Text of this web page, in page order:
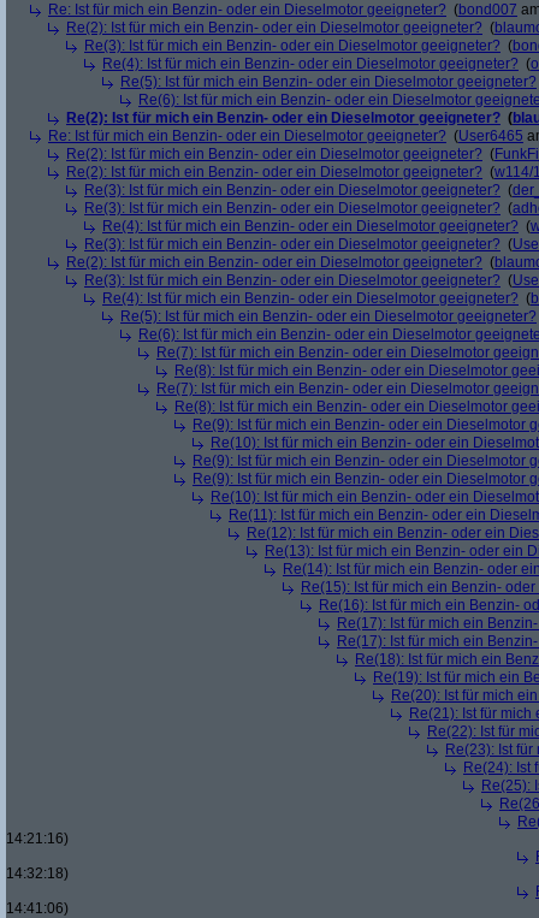
Re: Ist für mich ein Benzin- oder ein Dieselmotor geeigneter? (bond007
Re(2): Ist für mich ein Benzin- oder ein Dieselmotor geeigneter? (
Re(3): Ist für mich ein Benzin- oder ein Dieselmotor geeigneter? (
Re(4): Ist für mich ein Benzin- oder ein Dieselmotor geeigneter? (
Re(5): Ist für mich ein Benzin- oder ein Dieselmotor geeigneter?
Re(6): Ist für mich ein Benzin- oder ein Dieselmotor
Re(2): Ist für mich ein Benzin- oder ein Dieselmotor geeigneter? (
Re: Ist für mich ein Benzin- oder ein Dieselmotor geeigneter? (User6465
Re(2): Ist für mich ein Benzin- oder ein Dieselmotor geeigneter? (
Re(2): Ist für mich ein Benzin- oder ein Dieselmotor geeigneter? (w114/
Re(3): Ist für mich ein Benzin- oder ein Dieselmotor geeigneter? (
Re(3): Ist für mich ein Benzin- oder ein Dieselmotor geeigneter? (
Re(4): Ist für mich ein Benzin- oder ein Dieselmotor geeigneter? (
Re(3): Ist für mich ein Benzin- oder ein Dieselmotor geeigneter? (
Re(2): Ist für mich ein Benzin- oder ein Dieselmotor geeigneter? (
Re(3): Ist für mich ein Benzin- oder ein Dieselmotor geeigneter? (
Re(4): Ist für mich ein Benzin- oder ein Dieselmotor geeigneter? (
Re(5): Ist für mich ein Benzin- oder ein Dieselmotor geeigneter?
Re(6): Ist für mich ein Benzin- oder ein Dieselmotor
Re(7): Ist für mich ein Benzin- oder ein Dieselmotor
Re(8): Ist für mich ein Benzin- oder ein Dieselmotor
Re(7): Ist für mich ein Benzin- oder ein Dieselmotor
Re(8): Ist für mich ein Benzin- oder ein Dieselmotor
Re(9): Ist für mich ein Benzin- oder ein Dieselmotor
Re(10): Ist für mich ein Benzin- oder ein
Re(9): Ist für mich ein Benzin- oder ein Dieselmotor
Re(9): Ist für mich ein Benzin- oder ein Dieselmotor
Re(10): Ist für mich ein Benzin- oder ein
Re(11): Ist für mich ein Benzin- oder ein
Re(12): Ist für mich ein Benzin- oder ein
Re(13): Ist für mich ein Benzin- oder ein
Re(14): Ist für mich ein Benzin- oder
Re(15): Ist für mich ein Benzin-
Re(16): Ist für mich ein Benzin-
Re(17): Ist für mich ein
Re(17): Ist für mich ein
Re(18): Ist für mich ein
Re(19): Ist für mich ein
Re(20): Ist für mich
Re(21): Ist für
Re(22): Ist für
Re(23): Ist
Re(24): Ist
Re(25):
14:21:16)
14:32:18)
14:41:06)